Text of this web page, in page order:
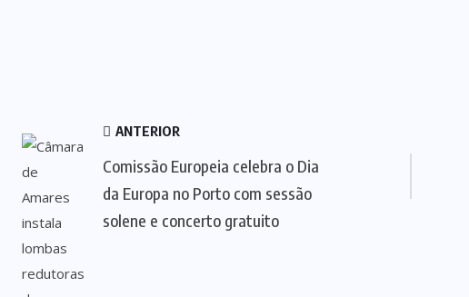
ANTERIOR
Comissão Europeia celebra o Dia
da Europa no Porto com sessão
solene e concerto gratuito